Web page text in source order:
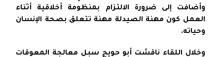
وأضافت إلى ضرورة الالتزام بمنظومة أخلاقية أثناء
العمل كون مهنة الصيدلة مهنة تتعلق بصحة الإنسان
وحياته.
وخلال اللقاء ناقشت أبو حويج سبل معالجة المعوقات